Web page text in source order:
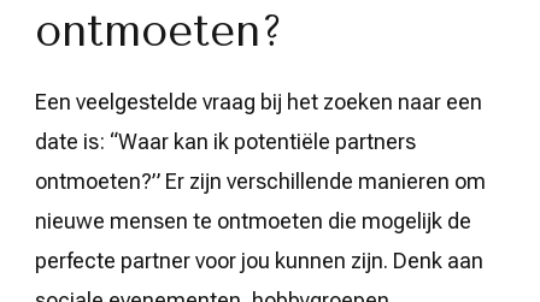
ontmoeten?
Een veelgestelde vraag bij het zoeken naar een
date is: “Waar kan ik potentiële partners
ontmoeten?” Er zijn verschillende manieren om
nieuwe mensen te ontmoeten die mogelijk de
perfecte partner voor jou kunnen zijn. Denk aan